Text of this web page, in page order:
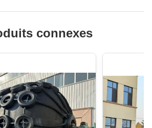
connexes